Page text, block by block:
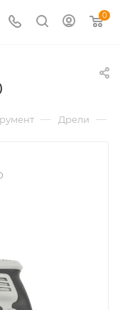
0
— Дрели —